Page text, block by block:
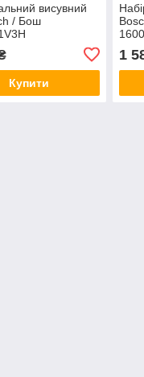
висувний
/ Бош
Купити
1